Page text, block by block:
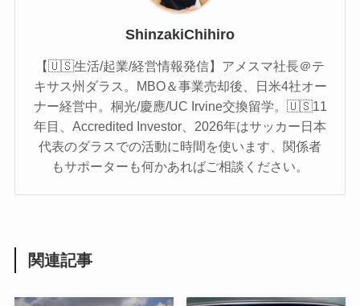
ShinzakiChihiro
【🇺🇸生活/起業/経営情報発信】アメスマ社長＠テ
キサス州ダラス。MBO＆事業売却後、日米4社オー
ナー経営中。桐光/慶應/UC Irvine交換留学。🇺🇸11
年目、Accredited Investor、2026年はサッカー日本
代表のダラスでの活動に時間を使います、関係者
もサポーターも何かあればご相談ください。
関連記事